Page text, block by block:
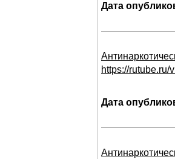
Дата
https://rutube.ru/
Дата